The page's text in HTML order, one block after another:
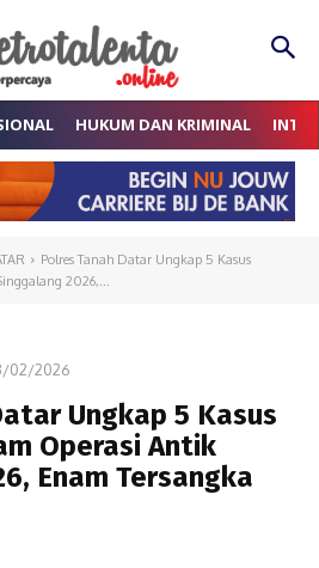
HUKUM DAN KRIMINAL
Polres Tanah Datar Ungkap 5 Kasus
2026,...
02/2026
Ungkap 5 Kasus
Operasi Antik
Enam Tersangka